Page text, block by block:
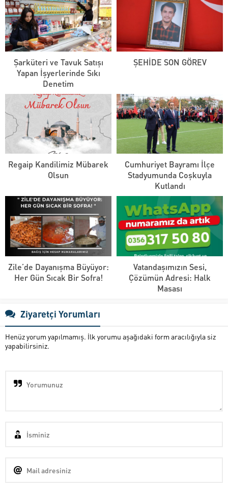
Şarküteri ve Tavuk Satışı
Yapan İşyerlerinde Sıkı
Denetim
ŞEHİDE SON GÖREV
Regaip Kandilimiz Mübarek
Olsun
Cumhuriyet Bayramı İlçe
Stadyumunda Coşkuyla
Kutlandı
Zile’de Dayanışma Büyüyor:
Her Gün Sıcak Bir Sofra!
Vatandaşımızın Sesi,
Çözümün Adresi: Halk
Masası
Ziyaretçi Yorumları
Henüz yorum yapılmamış. İlk yorumu aşağıdaki form aracılığıyla siz
yapabilirsiniz.